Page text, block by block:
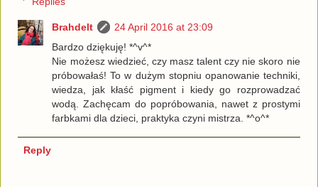
Brahdelt
24 April 2016 at 23:09
Bardzo dziękuję! *^v^*
Nie możesz wiedzieć, czy masz talent czy nie skoro nie
próbowałaś! To w dużym stopniu opanowanie techniki,
wiedza, jak kłaść pigment i kiedy go rozprowadzać
wodą. Zachęcam do popróbowania, nawet z prostymi
farbkami dla dzieci, praktyka czyni mistrza. *^o^*
Reply